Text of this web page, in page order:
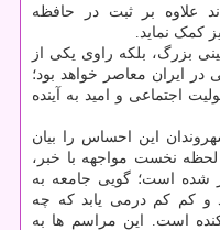
علاوه بر ثبت در حافظه
کمک نماید.
بزرگ، بلکه راوی یکی از
ایران معاصر خواهد بود؛
اجتماعی و امید به آینده
این احساس را بیان
لحظه نخست مواجهه با خبر،
شده است؛ گویی جامعه به
و کم کم درمی یابد که چه
است. این مراسم ها به